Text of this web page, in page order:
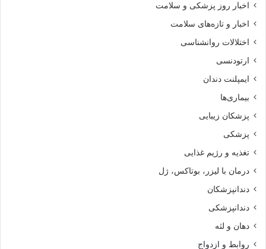
اخبار روز پزشکی و سلامت
اخبار و تازه‌های سلامت
اختلالات روانشناسی
ارتودنسی
ایمپلنت دندان
بیماری‌ها
پزشکان زیبایی
پزشکی
تغذیه و رژیم غذایی
درمان با لیزر، بوتاکس، ژل
دندانپزشکان
دندانپزشکی
دهان و لثه
روابط و ازدواج